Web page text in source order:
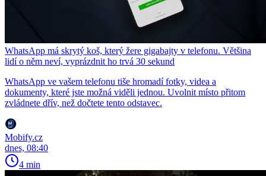
WhatsApp má skrytý koš, který žere gigabajty v telefonu. Většina
lidí o něm neví, vyprázdnit ho trvá 30 sekund
WhatsApp ve vašem telefonu tiše hromadí fotky, videa a
dokumenty, které jste možná viděli jednou. Uvolnit místo přitom
zvládnete dřív, než dočtete tento odstavec.
Mobify.cz
dnes, 08:40
4 min